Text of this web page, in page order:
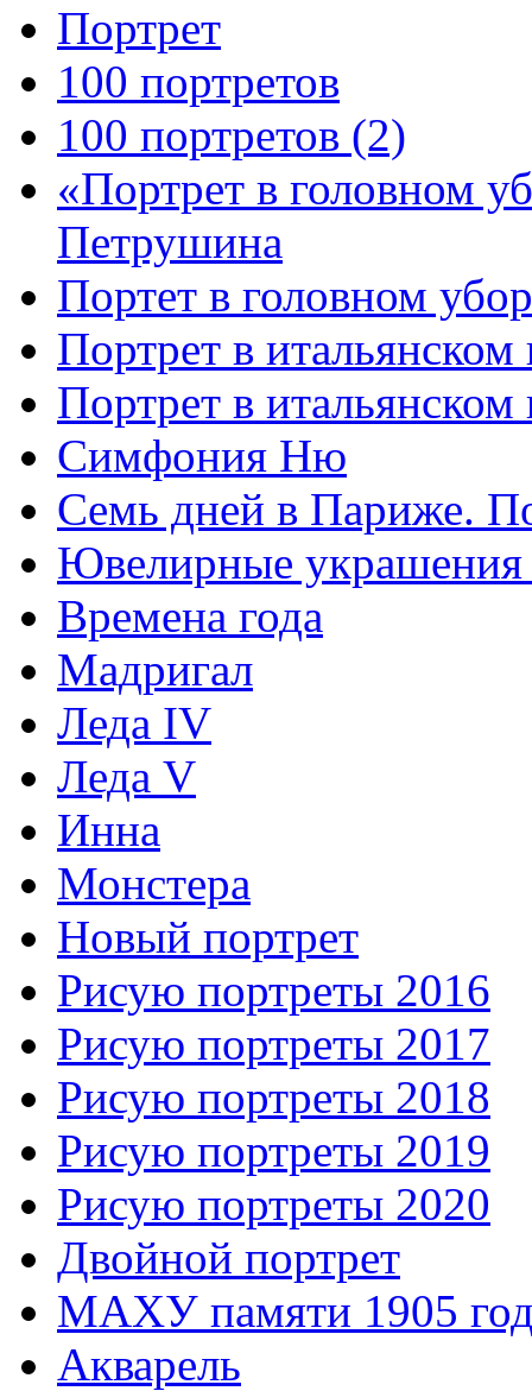
Портрет
100 портретов
100 портретов (2)
«Портрет в головном
Петрушина
Портет в головном
Портрет в
Портрет в
Симфония Ню
Семь дней в Париже.
Ювелирные украшения
Времена года
Мадригал
Леда IV
Леда V
Инна
Монстера
Новый портрет
Рисую портреты 2016
Рисую портреты 2017
Рисую портреты 2018
Рисую портреты 2019
Рисую портреты 2020
Двойной портрет
МАХУ памяти 1905
Акварель